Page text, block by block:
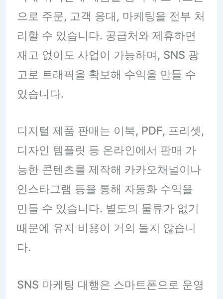
으로 주문, 고객 응대, 마케팅을 전부 처
리할 수 있습니다. 공급처와 제휴하면
재고 없이도 사업이 가능하며, SNS 광
고로 트래픽을 확보해 수익을 만들 수
있습니다.
디지털 제품 판매는 이북, PDF, 프리셋,
디자인 템플릿 등 온라인에서 판매 가
능한 콘텐츠를 제작해 카카오채널이나
인스타그램 등을 통해 자동화 수익을
만들 수 있습니다. 별도의 물류가 없기
때문에 유지 비용이 거의 들지 않습니
다.
SNS 마케팅 대행은 스마트폰으로 운영